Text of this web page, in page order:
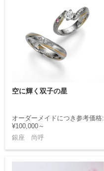
空に輝く双子の星
オーダーメイドにつき参考価格:
¥100,000～
銀座 尚呼